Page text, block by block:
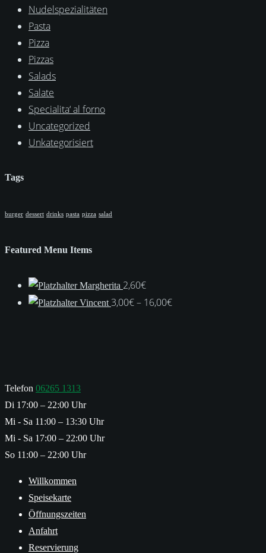
Nudelspezialitäten
Pasta
Pizza
Pizzas
Salads
Salate
Specialita‘ al forno
Uncategorized
Unkategorisiert
Tags
burger dessert drinks pasta pizza salad
Featured Menu Items
Margherita 2,60€
Vincent 3,00€– 16,00€Preisspanne:
Telefon 06265 1313
Di 17:00 – 22:00 Uhr
Mi - Sa 11:00 – 13:30 Uhr
Mi - Sa 17:00 – 22:00 Uhr
So 11:00 – 22:00 Uhr
Willkommen
Speisekarte
Öffnungszeiten
Anfahrt
Reservierung